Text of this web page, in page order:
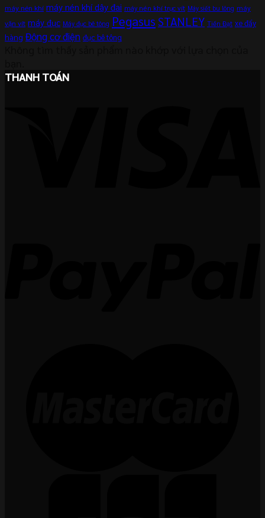
máy nén khí máy nén khí dây đai máy nén khí trục vít Máy siết bu lông máy
vặn vít máy đục Máy đục bê tông Pegasus STANLEY Tiến Đạt xe đẩy
hàng Động cơ điện đục bê tông
THANH TOÁN